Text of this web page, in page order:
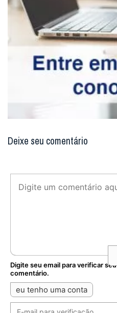
Deixe seu comentário
Digite seu email para verificar seu
comentário.
eu tenho uma conta